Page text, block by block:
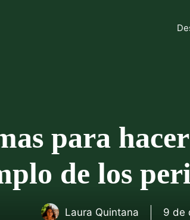
para
de los
Laura Quintana 9 de